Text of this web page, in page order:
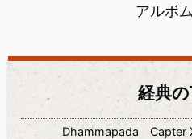
アルボ
経典
Dhammapada Capter